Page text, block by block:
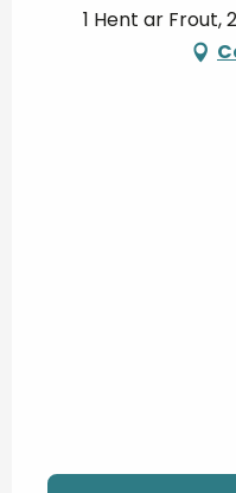
1 Hent ar Frout,